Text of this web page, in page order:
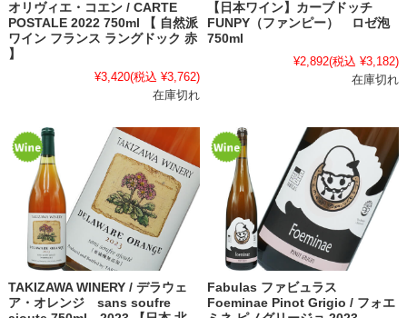
オリヴィエ・コエン / CARTE
POSTALE 2022 750ml 【 自然派
ワイン フランス ラングドック 赤
】
¥3,420(税込 ¥3,762)
在庫切れ
【日本ワイン】カーブドッチ
FUNPY（ファンピー） ロゼ泡
750ml
¥2,892(税込 ¥3,182)
在庫切れ
TAKIZAWA WINERY / デラウェ
ア・オレンジ sans soufre
Fabulas ファビュラス
Foeminae Pinot Grigio / フォエ